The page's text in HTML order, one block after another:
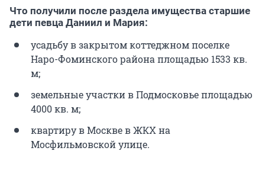
Что получили после раздела имущества старшие
дети певца Даниил и Мария:
усадьбу в закрытом коттеджном поселке
Наро-Фоминского района площадью 1533 кв.
м;
земельные участки в Подмосковье площадью
4000 кв. м;
квартиру в Москве в ЖКХ на
Мосфильмовской улице.